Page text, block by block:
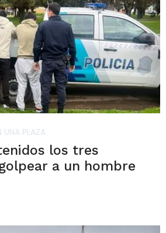
UNA PLAZA
los tres
a un hombre